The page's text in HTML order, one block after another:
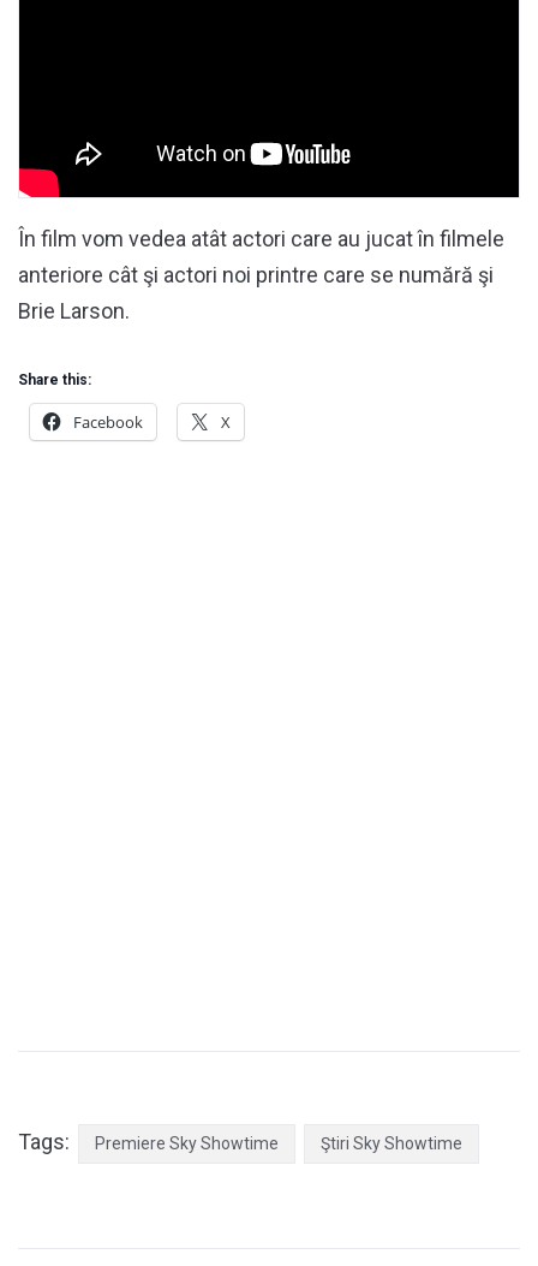
În film vom vedea atât actori care au jucat în filmele
anteriore cât şi actori noi printre care se numără şi
Brie Larson.
Share this:
Facebook X
Tags: Premiere Sky Showtime Ştiri Sky Showtime